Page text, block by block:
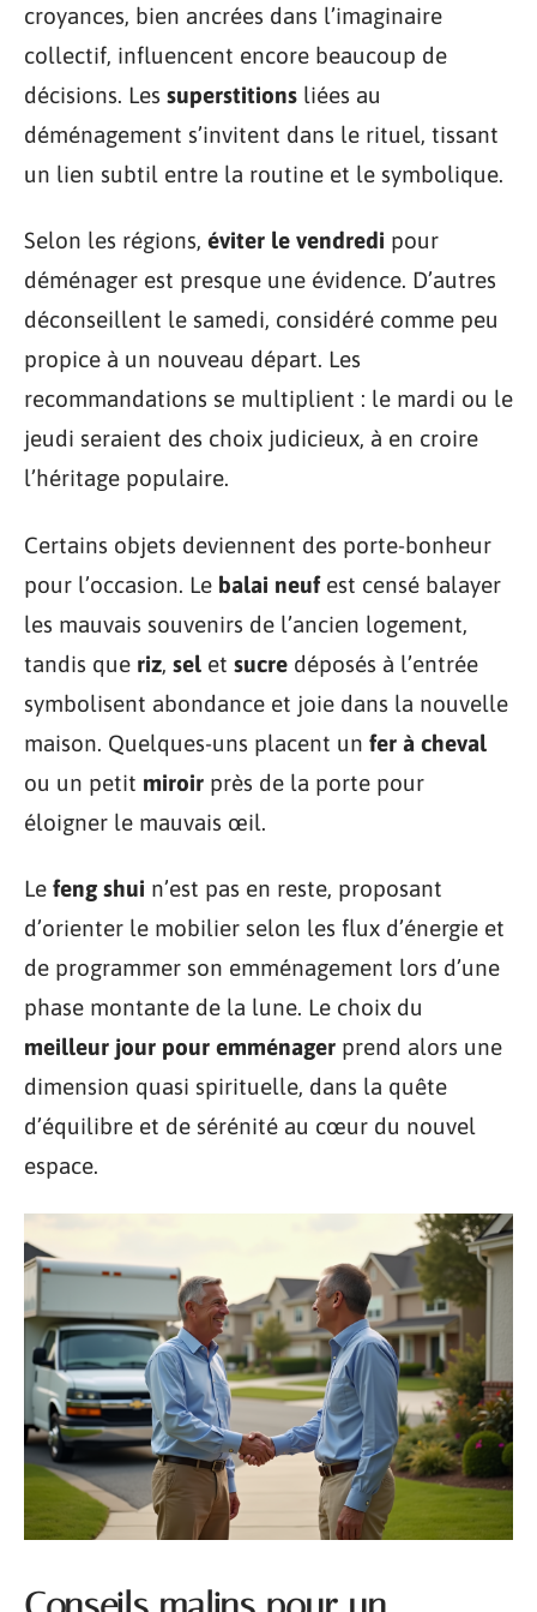
croyances, bien ancrées dans l’imaginaire
collectif, influencent encore beaucoup de
décisions. Les superstitions liées au
déménagement s’invitent dans le rituel, tissant
un lien subtil entre la routine et le symbolique.
Selon les régions, éviter le vendredi pour
déménager est presque une évidence. D’autres
déconseillent le samedi, considéré comme peu
propice à un nouveau départ. Les
recommandations se multiplient : le mardi ou le
jeudi seraient des choix judicieux, à en croire
l’héritage populaire.
Certains objets deviennent des porte-bonheur
pour l’occasion. Le balai neufest censé balayer
les mauvais souvenirs de l’ancien logement,
tandis que riz, sel et sucre déposés à l’entrée
symbolisent abondance et joie dans la nouvelle
maison. Quelques-uns placent un fer à cheval
ou un petit miroir près de la porte pour
éloigner le mauvais œil.
Le feng shui n’est pas en reste, proposant
d’orienter le mobilier selon les flux d’énergie et
de programmer son emménagement lors d’une
phase montante de la lune. Le choix du
meilleur jour pour emménager prend alors une
dimension quasi spirituelle, dans la quête
d’équilibre et de sérénité au cœur du nouvel
espace.